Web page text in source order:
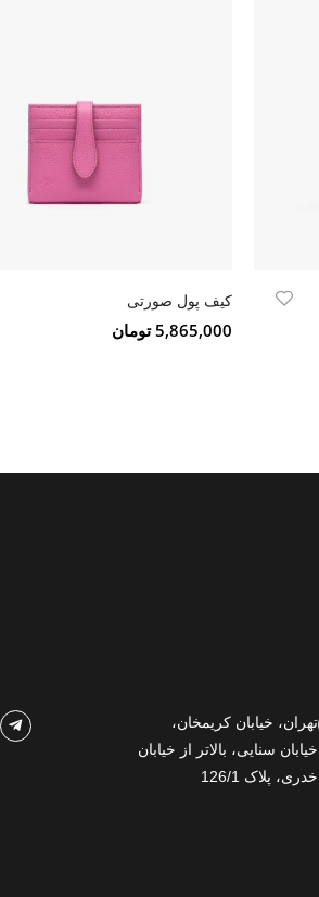
کیف پول صورتی
5,865,000 تومان
تهران، خیابان کریمخان،
خیابان سنایی، بالاتر از خیابان
خدری، پلاک 126/1